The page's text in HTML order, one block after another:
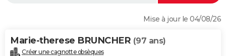
Alimentation
Guide de la santé
Maladies
Médicaments
Sommeil
VOYAGE
Mise à jour le 04/08/26
Marie-therese BRUNCHER (97 ans)
Créer une cagnotte obsèques